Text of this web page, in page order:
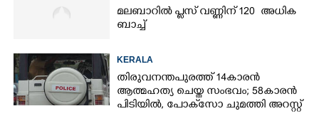
മലബാറിൽ പ്ലസ് വണ്ണിന് 120 അധിക
ബാച്ച്
KERALA
തിരുവനന്തപുരത്ത് 14കാരൻ
ആത്മഹത്യ ചെയ്ത സംഭവം; 58കാരൻ
പിടിയിൽ, പോക്‌സോ ചുമത്തി അറസ്റ്റ്